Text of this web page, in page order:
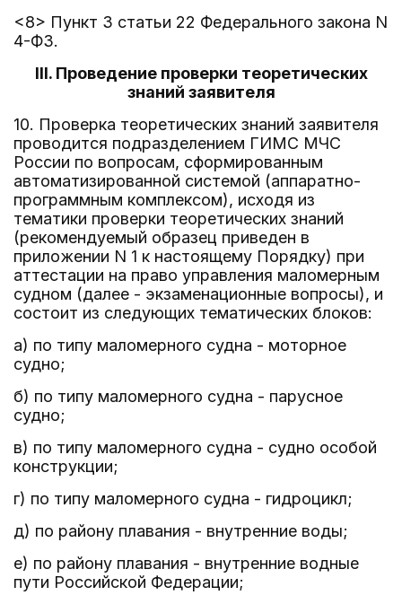
<8> Пункт 3 статьи 22 Федерального закона N
4-ФЗ.
III. Проведение проверки теоретических
знаний заявителя
10. Проверка теоретических знаний заявителя
проводится подразделением ГИМС МЧС
России по вопросам, сформированным
автоматизированной системой (аппаратно-
программным комплексом), исходя из
тематики проверки теоретических знаний
(рекомендуемый образец приведен в
приложении N 1 к настоящему Порядку) при
аттестации на право управления маломерным
судном (далее - экзаменационные вопросы), и
состоит из следующих тематических блоков:
а) по типу маломерного судна - моторное
судно;
б) по типу маломерного судна - парусное
судно;
в) по типу маломерного судна - судно особой
конструкции;
г) по типу маломерного судна - гидроцикл;
д) по району плавания - внутренние воды;
е) по району плавания - внутренние водные
пути Российской Федерации;